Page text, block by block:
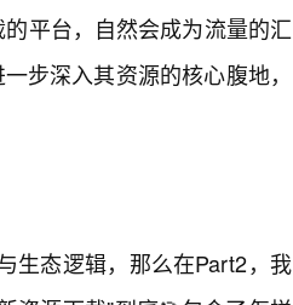
平台，自然会成为流量的汇
步深入其资源的核心腹地，
生态逻辑，那么在Part2，我